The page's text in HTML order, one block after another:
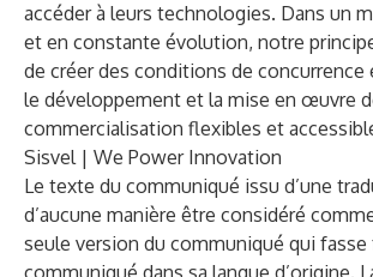
accéder à leurs technologies. Dans un
et en constante évolution, notre
de créer des conditions de concurrence
le développement et la mise en œuvre
commercialisation flexibles et
Sisvel | We Power Innovation
Le texte du communiqué issu d’une
d’aucune manière être considéré
seule version du communiqué qui
communiqué dans sa langue d’origine.